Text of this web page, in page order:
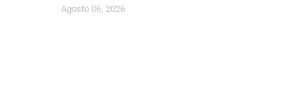
Agosto 06, 2026